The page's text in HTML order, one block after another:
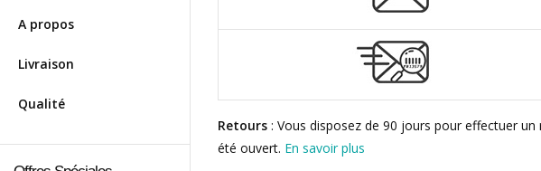
A propos
Livraison
Qualité
Retours : Vous disposez de 90 jours pour effectuer
été ouvert. En savoir plus